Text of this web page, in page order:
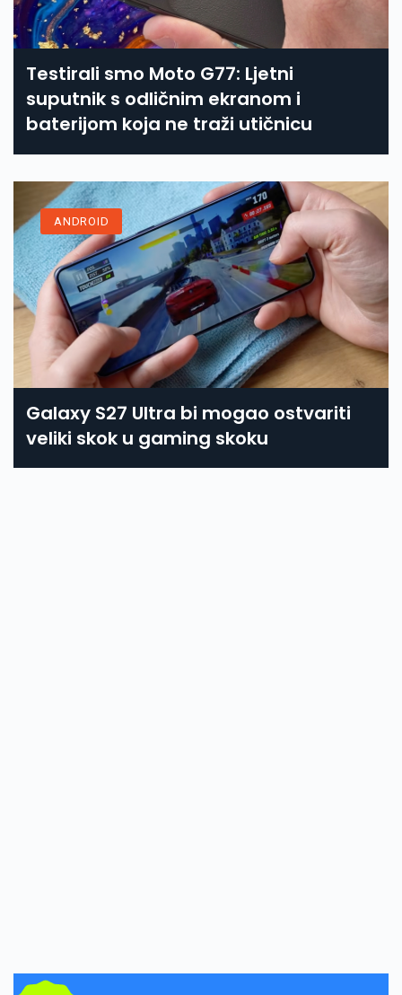
Testirali smo Moto G77: Ljetni
suputnik s odličnim ekranom i
baterijom koja ne traži utičnicu
ANDROID
Galaxy S27 Ultra bi mogao ostvariti
veliki skok u gaming skoku